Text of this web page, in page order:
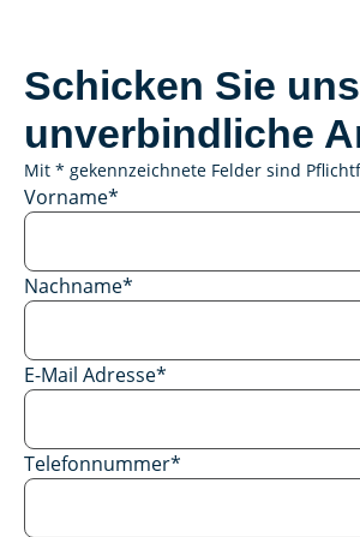
Schicken Sie
unverbindliche
Mit * gekennzeichnete Felder sind
Vorname*
Nachname*
E-Mail Adresse*
Telefonnummer*